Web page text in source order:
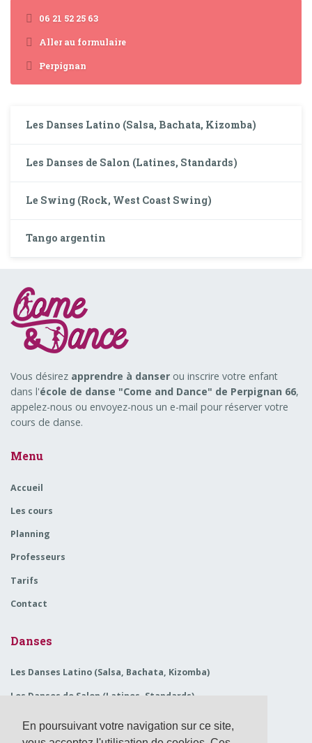
En poursuivant votre navigation sur ce site,
06 21 52 25 63
Aller au formulaire
Perpignan
Les Danses Latino (Salsa, Bachata, Kizomba)
Les Danses de Salon (Latines, Standards)
Le Swing (Rock, West Coast Swing)
Tango argentin
Vous désirez apprendre à danser ou inscrire votre enfant
dans l'école de danse "Come and Dance" de Perpignan 66,
appelez-nous ou envoyez-nous un e-mail pour réserver votre
cours de danse.
Menu
Accueil
Les cours
Planning
Professeurs
Tarifs
Contact
Danses
Les Danses Latino (Salsa, Bachata, Kizomba)
Les Danses de Salon (Latines, Standards)
Le Swing (Rock, West Coast Swing)